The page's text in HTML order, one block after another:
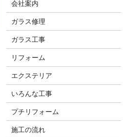
会社案内
ガラス修理
ガラス工事
リフォーム
エクステリア
いろんな工事
プチリフォーム
施工の流れ